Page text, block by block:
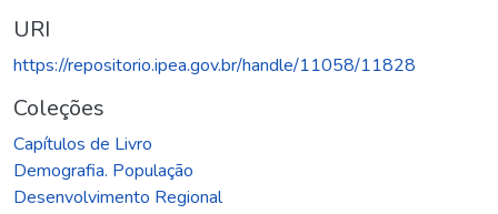
URI
https://repositorio.ipea.gov.br/handle/11058/11828
Coleções
Capítulos de Livro
Demografia. População
Desenvolvimento Regional